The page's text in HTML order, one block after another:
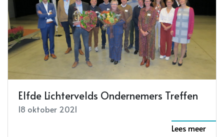
Elfde Lichtervelds Ondernemers Treffen
18 oktober 2021
Lees meer